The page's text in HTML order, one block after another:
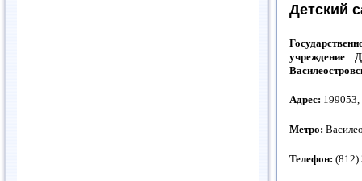
Детский
учреждение
Адрес: 199053,
Метро:
Телефон: (812)